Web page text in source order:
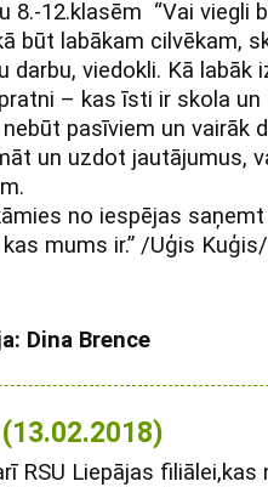
8.-12.klasēm “Vai viegli
būt labākam cilvēkam,
darbu, viedokli. Kā labāk
– kas īsti ir skola
pasīviem un vairāk
un uzdot jautājumus,
no iespējas
mums ir.” /Uģis Kuģis/
Dina Brence
RSU Liepājas